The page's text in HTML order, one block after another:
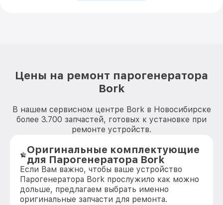
Цены на ремонт парогенератора
Bork
В нашем сервисном центре Bork в Новосибирске
более 3.700 запчастей, готовых к установке при
ремонте устройств.
Оригинальные комплектующие
для Парогенератора Bork
Если Вам важно, чтобы ваше устройство
Парогенератора Bork прослужило как можно
дольше, предлагаем выбрать именно
оригинальные запчасти для ремонта.